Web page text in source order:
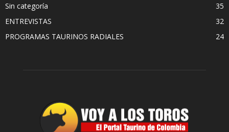
Sin categoría
35
ENTREVISTAS
32
PROGRAMAS TAURINOS RADIALES
24